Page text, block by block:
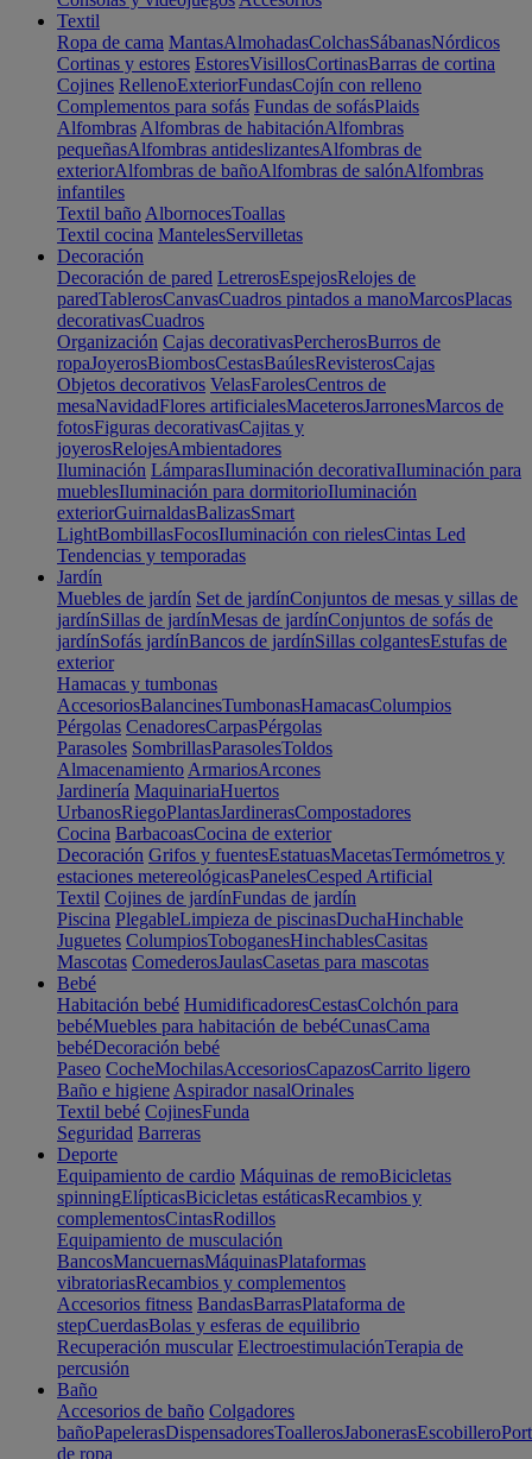
Textil
Ropa de cama MantasAlmohadasColchasSábanasNórdicos
Cortinas y estores EstoresVisillosCortinasBarras de cortina
Cojines RellenoExteriorFundasCojín con relleno
Complementos para sofás Fundas de sofásPlaids
Alfombras Alfombras de habitaciónAlfombras
pequeñasAlfombras antideslizantesAlfombras de
exteriorAlfombras de bañoAlfombras de salónAlfombras
infantiles
Textil baño AlbornocesToallas
Textil cocina MantelesServilletas
Decoración
Decoración de pared LetrerosEspejosRelojes de
paredTablerosCanvasCuadros pintados a manoMarcosPlacas
decorativasCuadros
Organización Cajas decorativasPercherosBurros de
ropaJoyerosBiombosCestasBaúlesRevisterosCajas
Objetos decorativos VelasFarolesCentros de
mesaNavidadFlores artificialesMaceterosJarronesMarcos de
fotosFiguras decorativasCajitas y
joyerosRelojesAmbientadores
Iluminación LámparasIluminación decorativaIluminación para
mueblesIluminación para dormitorioIluminación
exteriorGuirnaldasBalizasSmart
LightBombillasFocosIluminación con rielesCintas Led
Tendencias y temporadas
Jardín
Muebles de jardín Set de jardínConjuntos de mesas y sillas de
jardínSillas de jardínMesas de jardínConjuntos de sofás de
jardínSofás jardínBancos de jardínSillas colgantesEstufas de
exterior
Hamacas y tumbonas
AccesoriosBalancinesTumbonasHamacasColumpios
Pérgolas CenadoresCarpasPérgolas
Parasoles SombrillasParasolesToldos
Almacenamiento ArmariosArcones
Jardinería MaquinariaHuertos
UrbanosRiegoPlantasJardinerasCompostadores
Cocina BarbacoasCocina de exterior
Decoración Grifos y fuentesEstatuasMacetasTermómetros y
estaciones metereológicasPanelesCesped Artificial
Textil Cojines de jardínFundas de jardín
Piscina PlegableLimpieza de piscinasDuchaHinchable
Juguetes ColumpiosToboganesHinchablesCasitas
Mascotas ComederosJaulasCasetas para mascotas
Bebé
Habitación bebé HumidificadoresCestasColchón para
bebéMuebles para habitación de bebéCunasCama
bebéDecoración bebé
Paseo CocheMochilasAccesoriosCapazosCarrito ligero
Baño e higiene Aspirador nasalOrinales
Textil bebé CojinesFunda
Seguridad Barreras
Deporte
Equipamiento de cardio Máquinas de remoBicicletas
spinningElípticasBicicletas estáticasRecambios y
complementosCintasRodillos
Equipamiento de musculación
BancosMancuernasMáquinasPlataformas
vibratoriasRecambios y complementos
Accesorios fitness BandasBarrasPlataforma de
stepCuerdasBolas y esferas de equilibrio
Recuperación muscular ElectroestimulaciónTerapia de
percusión
Baño
Accesorios de baño Colgadores
bañoPapelerasDispensadoresToallerosJabonerasEscobillero
de ropa